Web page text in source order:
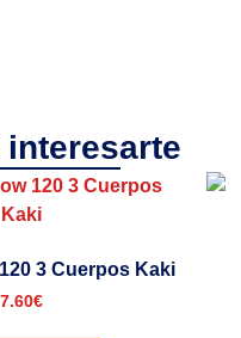
3 Cuerpos Kaki
7.60€